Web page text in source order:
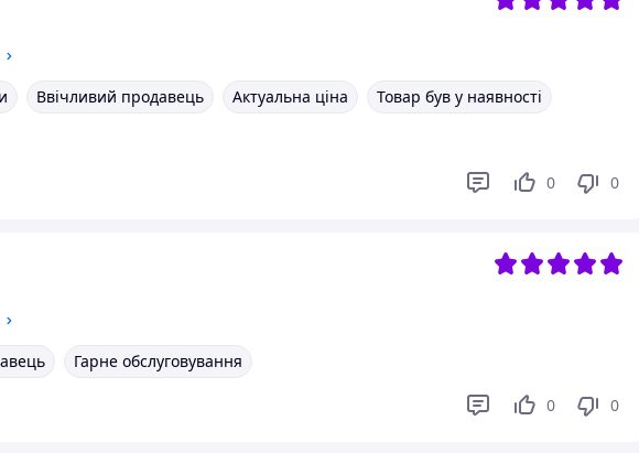
Ввічливий продавець Актуальна ціна
Товар був у наявності
0 0
Гарне обслуговування
0 0